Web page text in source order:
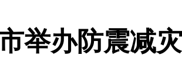
举办防震减